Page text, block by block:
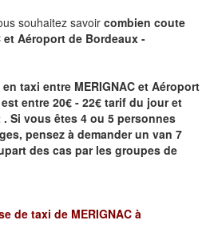
souhaitez savoir combien coute
et Aéroport de Bordeaux -
taxi entre MERIGNAC et Aéroport
est entre 20€ - 22€ tarif du jour et
. Si vous êtes 4 ou 5 personnes
pensez à demander un van 7
des cas par les groupes de
de taxi de MERIGNAC à